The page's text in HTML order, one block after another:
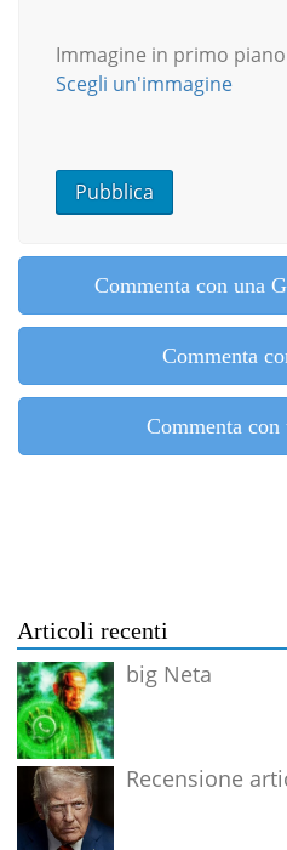
Immagine in primo piano
Scegli un'immagine
Commenta con una
Commenta
Commenta con
Articoli recenti
big Neta
Recensione